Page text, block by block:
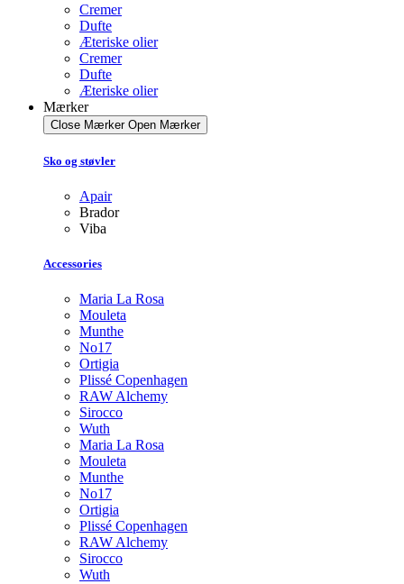
Cremer
Dufte
Æteriske olier
Cremer
Dufte
Æteriske olier
Mærker
Close Mærker Open Mærker
Sko og støvler
Apair
Brador
Viba
Accessories
Maria La Rosa
Mouleta
Munthe
No17
Ortigia
Plissé Copenhagen
RAW Alchemy
Sirocco
Wuth
Maria La Rosa
Mouleta
Munthe
No17
Ortigia
Plissé Copenhagen
RAW Alchemy
Sirocco
Wuth